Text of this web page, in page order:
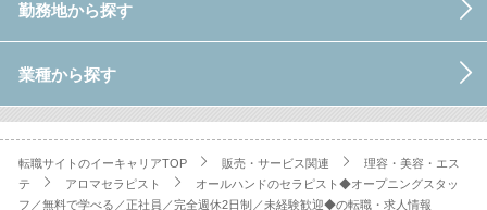
勤務地から探す
業種から探す
転職サイトのイーキャリアTOP 販売・サービス関連
理容・美容・エス
テ
アロマセラピスト
オールハンドのセラピスト◆オープニングスタッ
フ／無料で学べる／正社員／完全週休2日制／未経験歓迎◆の転職・求人情報